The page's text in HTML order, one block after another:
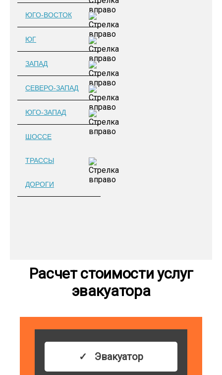
ЮГО-ВОСТОК
ЮГ
ЗАПАД
СЕВЕРО-ЗАПАД
ЮГО-ЗАПАД
ШОССЕ
ТРАССЫ
ДОРОГИ
Расчет стоимости услуг
эвакуатора
Эвакуатор